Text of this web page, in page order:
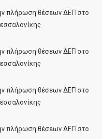
πλήρωση θέσεων ΔΕΠ στο
πλήρωση θέσεων ΔΕΠ στο
πλήρωση θέσεων ΔΕΠ στο
πλήρωση θέσεων ΔΕΠ στο